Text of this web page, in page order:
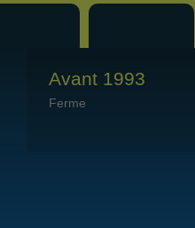
Avant 1993
Ferme